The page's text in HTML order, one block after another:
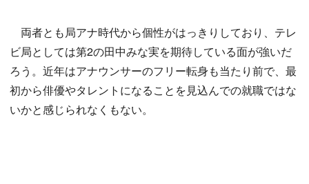
両者とも局アナ時代から個性がはっきりしており、テレ
ビ局としては第2の田中みな実を期待している面が強いだ
ろう。近年はアナウンサーのフリー転身も当たり前で、最
初から俳優やタレントになることを見込んでの就職ではな
いかと感じられなくもない。